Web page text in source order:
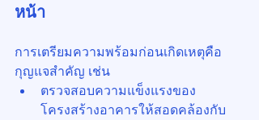
หน้า
การเตรียมความพร้อมก่อนเกิดเหตุคือ
กุญแจสำคัญ เช่น
ตรวจสอบความแข็งแรงของ
โครงสร้างอาคารให้สอดคล้องกับ